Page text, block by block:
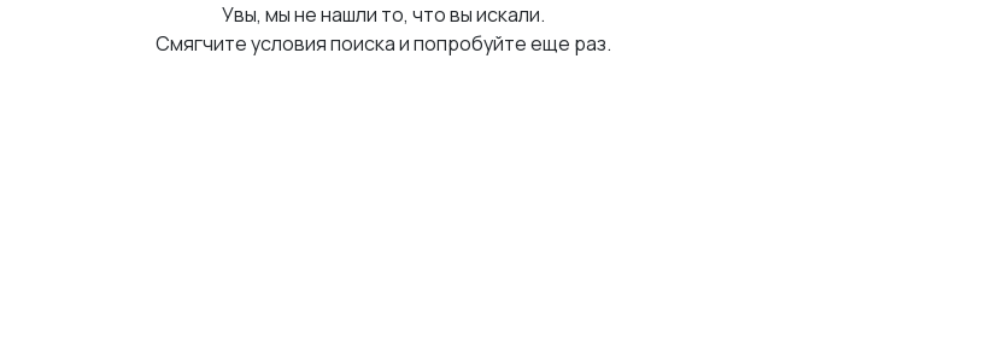
Увы, мы не нашли то, что вы искали.
Смягчите условия поиска и попробуйте еще раз.